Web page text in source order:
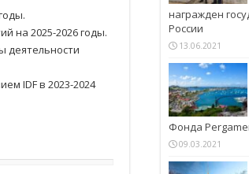
на 2025-2026 годы.
деятельности
IDF в 2023-2024
награжден
России
13.06.2021
Фонда
09.03.2021